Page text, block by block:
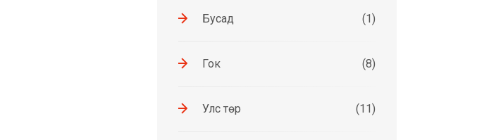
Бусад (1)
Гок (8)
Улс төр (11)